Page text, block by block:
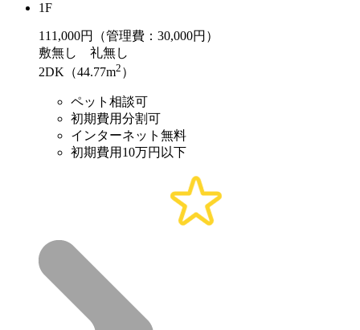
1F
111,000円（管理費：30,000円）
敷無し 礼無し
2DK（44.77m2 ）
ペット相談可
初期費用分割可
インターネット無料
初期費用10万円以下